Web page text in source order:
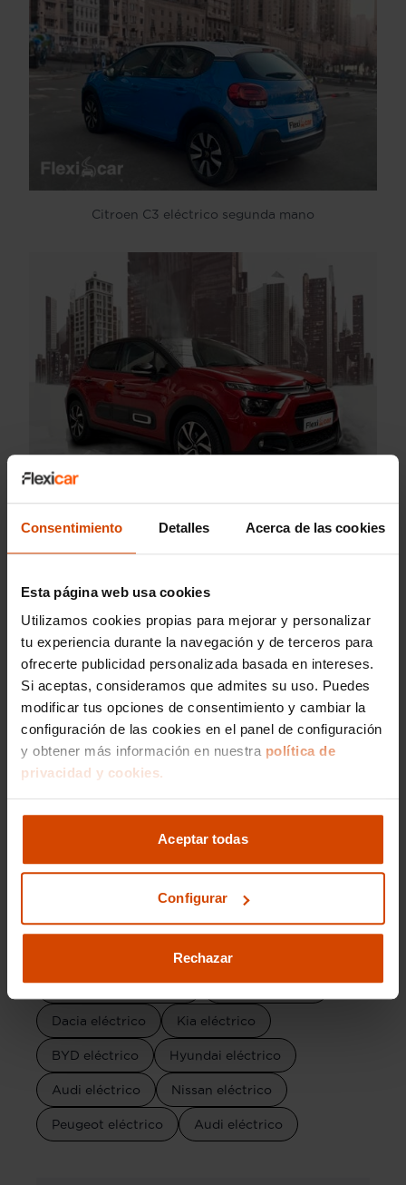
Consentimiento Detalles Acerca de las cookies
Esta página web usa cookies
Utilizamos cookies propias para mejorar y personalizar
tu experiencia durante la navegación y de terceros para
ofrecerte publicidad personalizada basada en intereses.
Si aceptas, consideramos que admites su uso. Puedes
modificar tus opciones de consentimiento y cambiar la
configuración de las cookies en el panel de configuración
y obtener más información en nuestra política de
privacidad y cookies.
Aceptar todas
Configurar
Rechazar
Citroen C3 eléctrico segunda mano
Citroen C3 eléctrico segunda mano barato
Combustibles por carrocería
Turismo Eléctrico Coche pequeño Eléctrico
SUV Eléctrico Furgoneta Eléctrica
Monovolumen Eléctrico
Coche familiar Eléctrico
Descapotable Eléctrico
Marcas por combustible
Volvo eléctrico
Volkswagen eléctrico Cupra eléctrico
Dacia eléctrico Kia eléctrico
BYD eléctrico Hyundai eléctrico
Audi eléctrico Nissan eléctrico
Peugeot eléctrico Audi eléctrico